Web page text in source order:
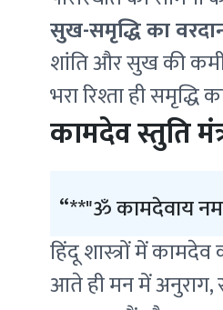
सुख-समृद्धि का
शांति और सुख की कमी
भरा रिश्ता ही समृद्धि
कामदेव स्तुति
**"ॐ कामदेवाय
हिंदू शास्त्रों में
आते ही मन में अनुराग,